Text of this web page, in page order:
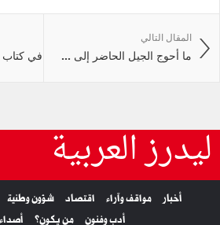
في كتاب
المقال التالي
ما أحوج الجيل الحاضر إلى ...
ليدرز العربية
أخبار مواقف وآراء اقتصاد شؤون وطنية
أدب وفنون
من يكون؟